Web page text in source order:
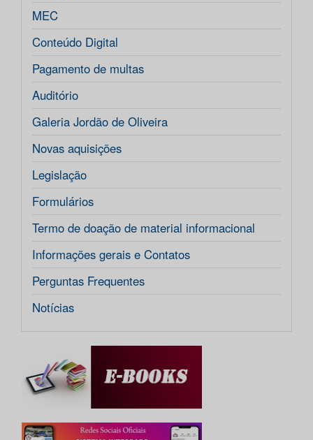
MEC
Conteúdo Digital
Pagamento de multas
Auditório
Galeria Jordão de Oliveira
Novas aquisições
Legislação
Formulários
Termo de doação de material informacional
Informações gerais e Contatos
Perguntas Frequentes
Notícias